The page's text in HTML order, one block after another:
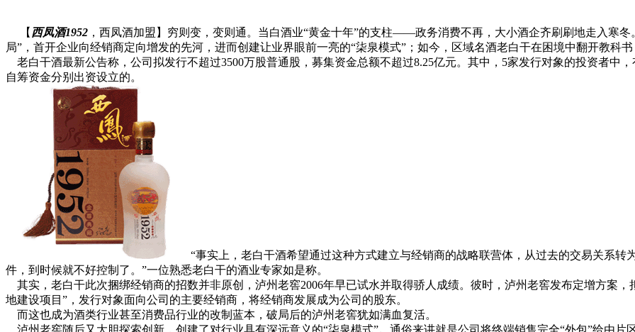
【 西凤酒1952 ，西凤酒加盟】穷则变，变则通。当白酒业“黄金十年”的支柱——政务消费不再，大小酒企齐刷刷地走入寒
局”，首开企业向经销商定向增发的先河，进而创建让业界眼前一亮的“柒泉模式”；如今，区域名酒老白干在困境中翻开教科
老白干酒最新公告称，公司拟发行不超过3500万股普通股，募集资金总额不超过8.25亿元。其中，5家发行对象的投资者中
自筹资金分别出资设立的。
“事实上，老白干酒希望通过这种方式建立与经销商的战略联营体，从过去的交易关系
件，到时候就不好控制了。”一位熟悉老白干的酒业专家如是称。
其实，老白干此次捆绑经销商的招数并非原创，泸州老窖2006年早已试水并取得骄人成绩。彼时，泸州老窖发布定增方案
地建设项目”，发行对象面向公司的主要经销商，将经销商发展成为公司的股东。
而这也成为酒类行业甚至消费品行业的改制蓝本，破局后的泸州老窖犹如满血复活。
泸州老窖随后又大胆探索创新，创建了对行业具有深远意义的“柒泉模式”。通俗来讲就是公司将终端销售完全“外包”给由